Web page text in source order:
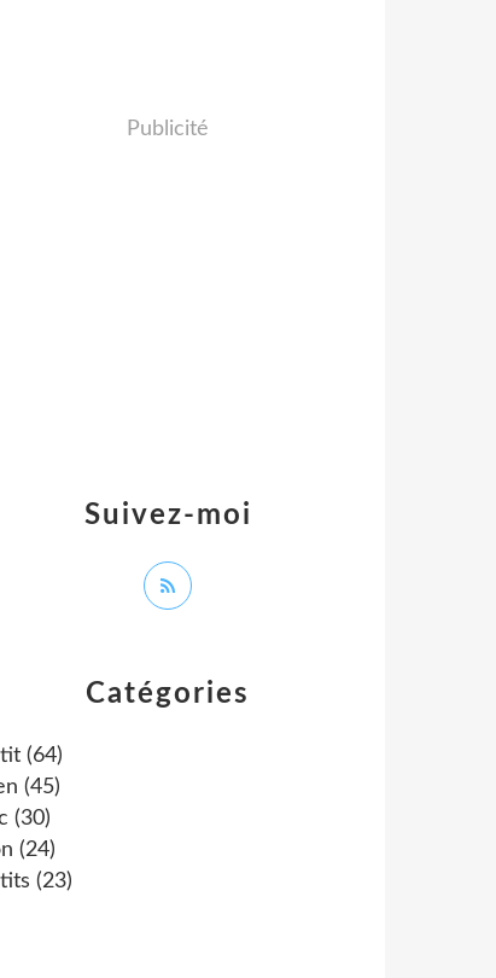
Catégories
(64)
(45)
(30)
(24)
(23)
Suivez-moi
Publicité